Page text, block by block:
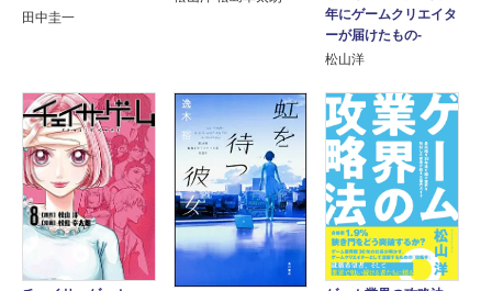
田中圭一
年にゲームクリエイタ
ーが届けたもの-
松山洋